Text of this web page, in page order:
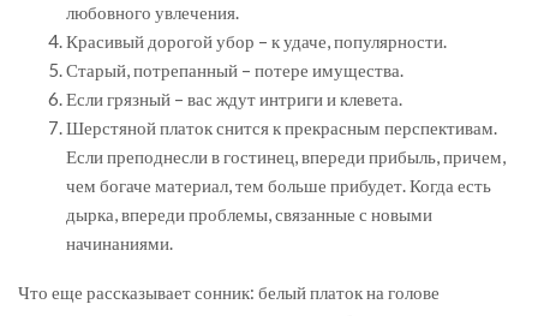
любовного увлечения.
Красивый дорогой убор – к удаче, популярности.
Старый, потрепанный – потере имущества.
Если грязный – вас ждут интриги и клевета.
Шерстяной платок снится к прекрасным перспективам.
Если преподнесли в гостинец, впереди прибыль, причем,
чем богаче материал, тем больше прибудет. Когда есть
дырка, впереди проблемы, связанные с новыми
начинаниями.
Что еще рассказывает сонник: белый платок на голове